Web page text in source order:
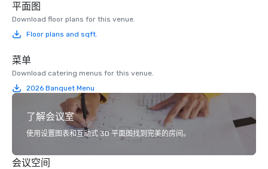
平面图
Download floor plans for this venue.
Floor plans and sqft.
菜单
Download catering menus for this venue.
2026 Banquet Menu
了解会议室
使用设置图表和互动式 3D 平面图找到完美的房间。
会议空间